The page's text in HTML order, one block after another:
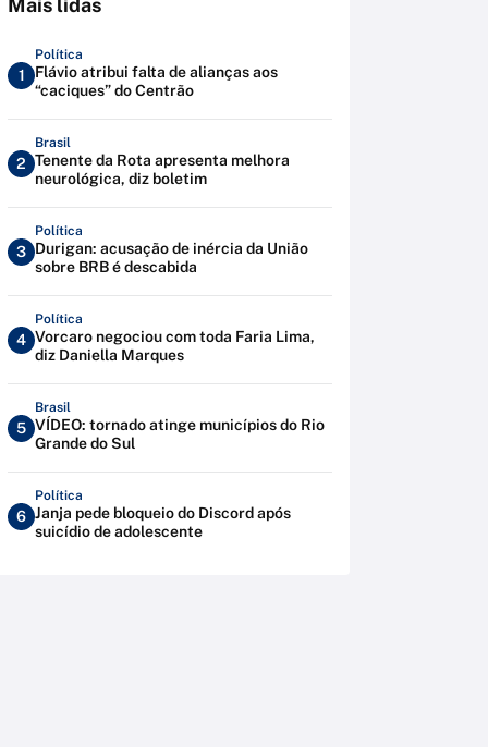
Mais lidas
1
Política
Flávio atribui falta de alianças aos
“caciques” do Centrão
2
Brasil
Tenente da Rota apresenta melhora
neurológica, diz boletim
3
Política
Durigan: acusação de inércia da União
sobre BRB é descabida
4
Política
Vorcaro negociou com toda Faria Lima,
diz Daniella Marques
5
Brasil
VÍDEO: tornado atinge municípios do Rio
Grande do Sul
6
Política
Janja pede bloqueio do Discord após
suicídio de adolescente